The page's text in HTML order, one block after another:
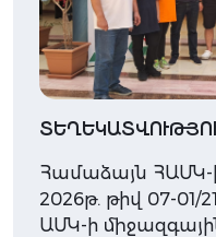
Համաձայն
2026թ. թիվ 07-01/
ԱՄԿ-ի